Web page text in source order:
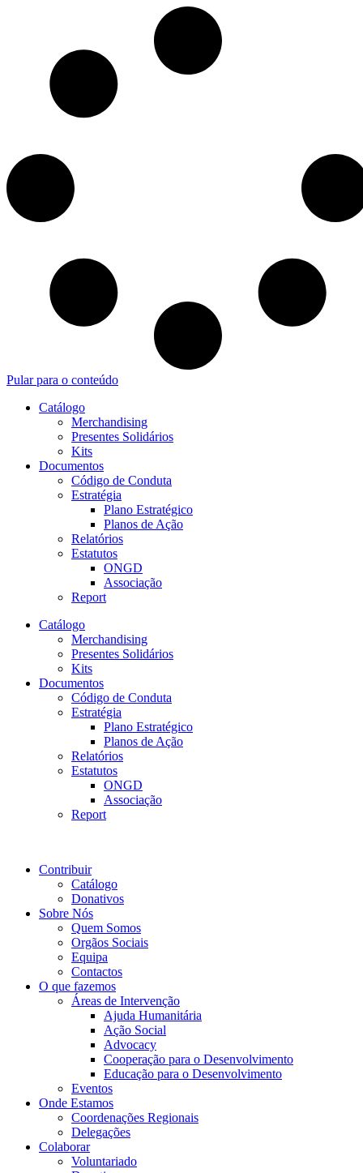
Pular para o conteúdo
Catálogo
Merchandising
Presentes Solidários
Kits
Documentos
Código de Conduta
Estratégia
Plano Estratégico
Planos de Ação
Relatórios
Estatutos
ONGD
Associação
Report
Catálogo
Merchandising
Presentes Solidários
Kits
Documentos
Código de Conduta
Estratégia
Plano Estratégico
Planos de Ação
Relatórios
Estatutos
ONGD
Associação
Report
Contribuir
Catálogo
Donativos
Sobre Nós
Quem Somos
Orgãos Sociais
Equipa
Contactos
O que fazemos
Áreas de Intervenção
Ajuda Humanitária
Ação Social
Advocacy
Cooperação para o Desenvolvimento
Educação para o Desenvolvimento
Eventos
Onde Estamos
Coordenações Regionais
Delegações
Colaborar
Voluntariado